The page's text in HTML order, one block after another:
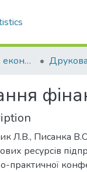
Кафедра фінансів, економічних досліджень і туризму
Л.В., Писанка
ресурсів
практичної